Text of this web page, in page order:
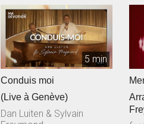
5 min
Conduis moi
(Live à Genève)
Dan Luiten & Sylvain